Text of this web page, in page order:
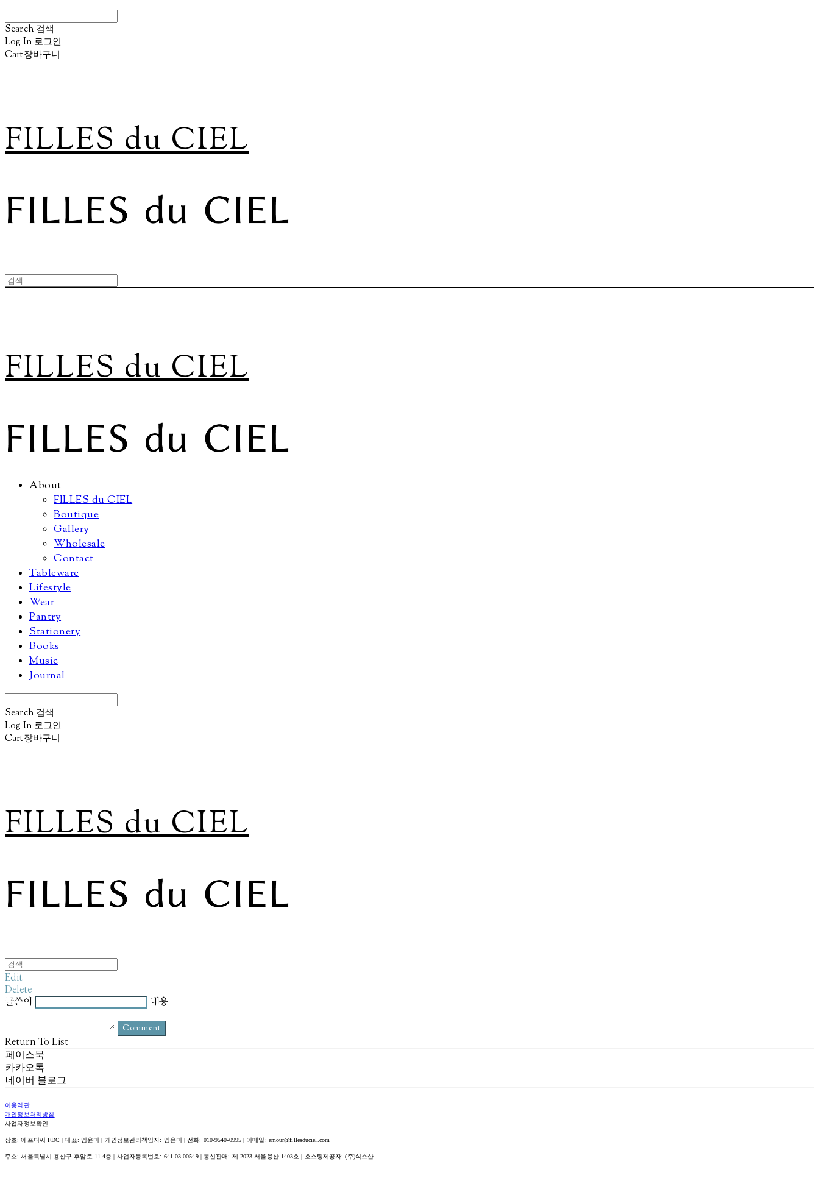
Search 검색
Log In 로그인
Cart장바구니
FILLES du CIEL
FILLES du CIEL
About
FILLES du CIEL
Boutique
Gallery
Wholesale
Contact
Tableware
Lifestyle
Wear
Pantry
Stationery
Books
Music
Journal
Search 검색
Log In 로그인
Cart장바구니
FILLES du CIEL
Edit
Delete
글쓴이
내용
Comment
Return To List
페이스북
카카오톡
네이버 블로그
이용약관
개인정보처리방침
사업자정보확인
상호: 에프디씨 FDC | 대표: 임윤미 | 개인정보관리책임자: 임윤미 | 전화: 010-9540-0995 | 이메일: amour@fillesduciel.com
주소: 서울특별시 용산구 후암로 11 4층 | 사업자등록번호: 641-03-00549| 통신판매: 제 2023-서울용산-1403호 | 호스팅제공자: (주)식스샵